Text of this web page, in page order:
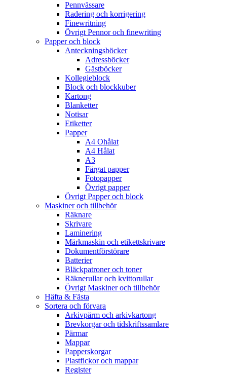
Pennvässare
Radering och korrigering
Finewritning
Övrigt Pennor och finewriting
Papper och block
Anteckningsböcker
Adressböcker
Gästböcker
Kollegieblock
Block och blockkuber
Kartong
Blanketter
Notisar
Etiketter
Papper
A4 Ohålat
A4 Hålat
A3
Färgat papper
Fotopapper
Övrigt papper
Övrigt Papper och block
Maskiner och tillbehör
Räknare
Skrivare
Laminering
Märkmaskin och etikettskrivare
Dokumentförstörare
Batterier
Bläckpatroner och toner
Räknerullar och kvittorullar
Övrigt Maskiner och tillbehör
Häfta & Fästa
Sortera och förvara
Arkivpärm och arkivkartong
Brevkorgar och tidskriftssamlare
Pärmar
Mappar
Papperskorgar
Plastfickor och mappar
Register